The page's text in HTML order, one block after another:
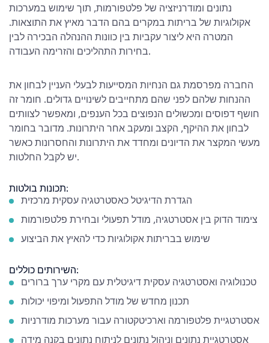
נתונים ומודרניזציה של פלטפורמות, תוך שימוש במערכות
אקולוגיות של בריתות במקרים בהם הדבר מאיץ את התוצאות.
המטרה היא ליצור עקביות בין כוונות ההנהלה הבכירה לבין
בחירות התהליכים והזרימה העבודה.
החברה מפרסמת גם הנחיות המסייעות לבעלי העניין לבחון את
ההנחות שלהם לפני שהם מתחייבים לשינויים גדולים. חומר זה
חושף דפוסים ומכשולים הנפוצים בכל הענפים, ומאפשר לצוותים
לבחון את ההיקף, הקצב ומעקב אחר היתרונות. מדובר בחומר
מעשי המקצר את הדיונים ומחדד את היתרונות והחסרונות כאשר
יש לקבל החלטות.
תכונות בולטות:
הגדרת הדיגיטל כאסטרטגיה עסקית מרכזית
צימוד הדוק בין אסטרטגיה, מודל תפעולי ובחירת פלטפורמות
שימוש בבריתות אקולוגיות כדי להאיץ את הביצוע
השירותים כוללים:
טכנולוגיה ואסטרטגיה עסקית דיגיטלית עם מקרי ערך ברורים
תכנון מחדש של מודל התפעול ומיפוי יכולות
אסטרטגיית פלטפורמה וארכיטקטורה עבור מערכות מודרניות
אסטרטגיית נתונים וניהול נתונים לניתוח נתונים בקנה מידה